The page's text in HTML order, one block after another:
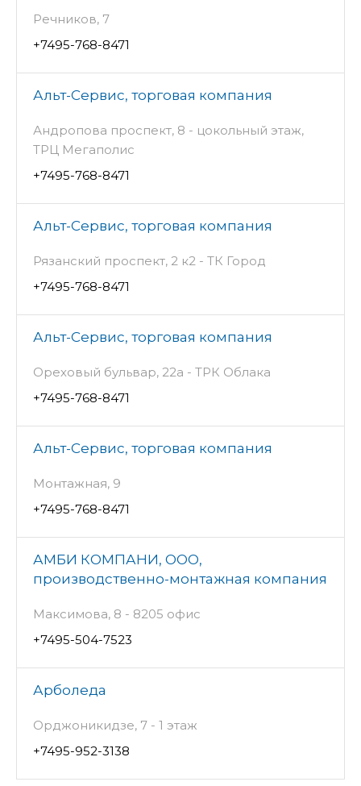
Речников, 7
+7495-768-8471
Альт-Сервис, торговая компания
Андропова проспект, 8 - цокольный этаж,
ТРЦ Мегаполис
+7495-768-8471
Альт-Сервис, торговая компания
Рязанский проспект, 2 к2 - ТК Город
+7495-768-8471
Альт-Сервис, торговая компания
Ореховый бульвар, 22а - ТРК Облака
+7495-768-8471
Альт-Сервис, торговая компания
Монтажная, 9
+7495-768-8471
АМБИ КОМПАНИ, ООО,
производственно-монтажная компания
Максимова, 8 - 8205 офис
+7495-504-7523
Арболеда
Орджоникидзе, 7 - 1 этаж
+7495-952-3138